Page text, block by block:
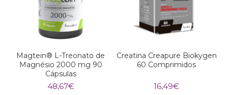
Magtein® L-Treonato de
Magnésio 2000 mg 90
Cápsulas
48,67€
Creatina Creapure Biokygen
60 Comprimidos
16,49€